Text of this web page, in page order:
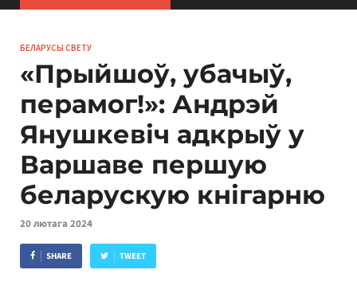
БЕЛАРУСЫ СВЕТУ
«Прыйшоў, убачыў,
перамог!»: Андрэй
Янушкевіч адкрыў у
Варшаве першую
беларускую кнігарню
20 лютага 2024
SHARE TWEET